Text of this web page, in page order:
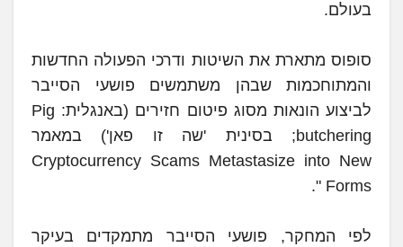
בעולם.
סופוס מתארת את השיטות ודרכי הפעולה החדשות
והמתוחכמות שבהן משתמשים פושעי הסייבר
לביצוע הונאות מסוג פיטום חזירים (באנגלית: Pig
butchering; בסינית 'שה זו פאן') במאמר
Cryptocurrency Scams Metastasize into New
Forms ".
לפי המחקר, פושעי הסייבר מתמקדים בעיקר